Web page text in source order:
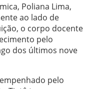
Poliana Lima,
ao lado de
o corpo docente
pelo
dos últimos nove
pelo